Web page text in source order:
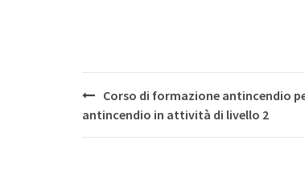
Post
navigation
Corso di formazione antincendio
antincendio in attività di livello 2